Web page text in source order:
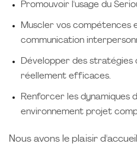
Promouvoir l'usage du
Muscler vos compétences
communication
Développer des
réellement efficaces.
Renforcer les dynamiques
environnement projet
Nous avons le plaisir